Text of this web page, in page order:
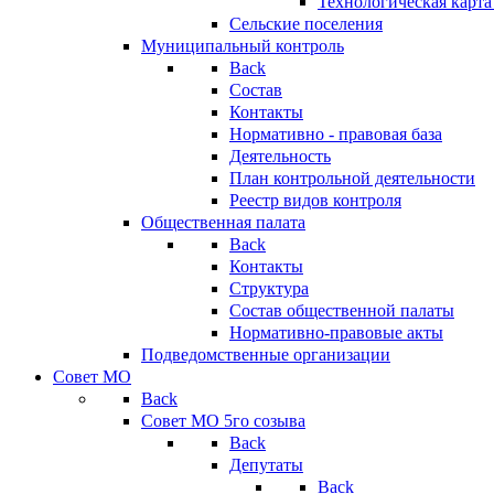
Сельские поселения
Муниципальный контроль
Back
Состав
Контакты
Нормативно - правовая база
Деятельность
План контрольной деятельности
Реестр видов контроля
Общественная палата
Back
Контакты
Структура
Состав общественной палаты
Нормативно-правовые акты
Подведомственные организации
Совет МО
Back
Совет МО 5го созыва
Back
Депутаты
Back